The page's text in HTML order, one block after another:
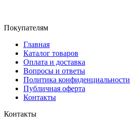
Покупателям
Главная
Каталог товаров
Оплата и доставка
Вопросы и ответы
Политика конфиденциальности
Публичная оферта
Контакты
Контакты